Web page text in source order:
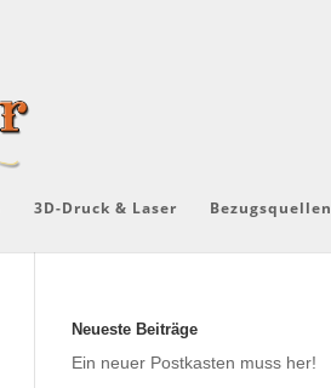
3D-Druck & Laser Bezugsquellen
Neueste Beiträge
Ein neuer Postkasten muss her!